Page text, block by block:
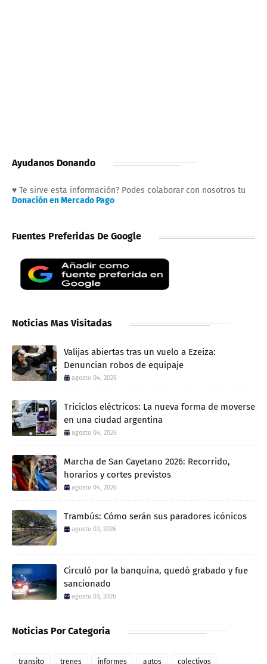
Ayudanos Donando
♥ Te sirve esta información? Podes colaborar con nosotros tu
Donación en Mercado Pago
Fuentes Preferidas De Google
Noticias Mas Visitadas
Valijas abiertas tras un vuelo a Ezeiza:
Denuncian robos de equipaje
agosto 04, 2026
Triciclos eléctricos: La nueva forma de moverse
en una ciudad argentina
agosto 04, 2026
Marcha de San Cayetano 2026: Recorrido,
horarios y cortes previstos
agosto 04, 2026
Trambús: Cómo serán sus paradores icónicos
agosto 03, 2026
Circuló por la banquina, quedó grabado y fue
sancionado
agosto 03, 2026
Noticias Por Categoria
transito trenes informes autos colectivos